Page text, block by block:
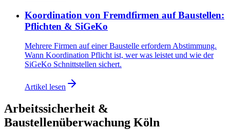
Koordination von Fremdfirmen auf Baustellen:
Pflichten & SiGeKo
Mehrere Firmen auf einer Baustelle erfordern Abstimmung.
Wann Koordination Pflicht ist, wer was leistet und wie der
SiGeKo Schnittstellen sichert.
Artikel lesen
Arbeitssicherheit &
Baustellenüberwachung Köln